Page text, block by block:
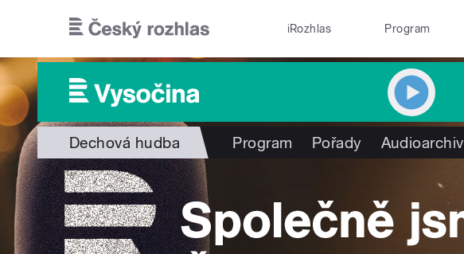
iRozhlas Program
Dechová hudba Program Pořady Audioarchiv